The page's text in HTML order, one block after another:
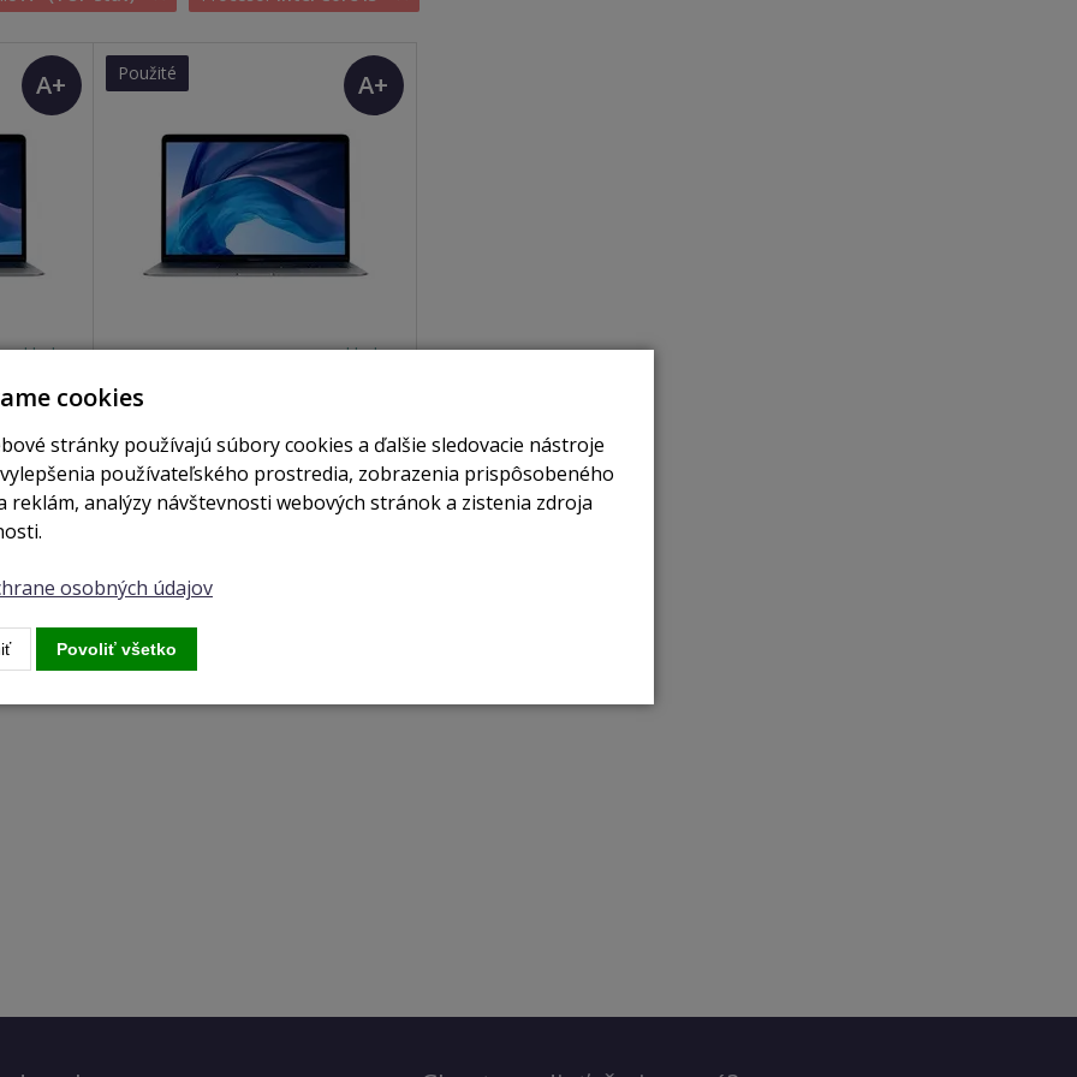
A+
(TOP
skladom
i5 /
Použité
A+
(TOP
stav)
skladom
MacBook Air 13,3" / i5 4x jádro /
512GB SSD / 8GB RAM space grey
(2020) CTO
392 € Zobraziť
cookies
stránky používajú súbory cookies a ďalšie sledovacie nástroje
používateľského prostredia, zobrazenia prispôsobeného
reklám, analýzy návštevnosti webových stránok a zistenia zdroja
osobných údajov
Povoliť všetko